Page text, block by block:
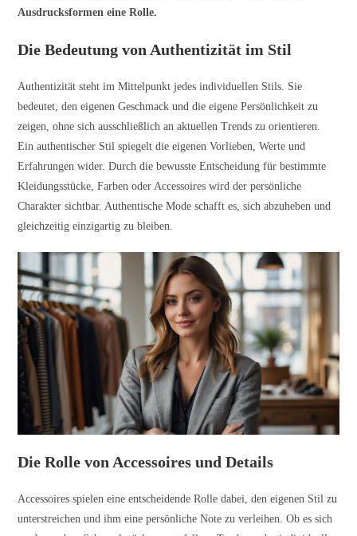
Ausdrucksformen eine Rolle.
Die Bedeutung von Authentizität im Stil
Authentizität steht im Mittelpunkt jedes individuellen Stils. Sie
bedeutet, den eigenen Geschmack und die eigene Persönlichkeit zu
zeigen, ohne sich ausschließlich an aktuellen Trends zu orientieren.
Ein authentischer Stil spiegelt die eigenen Vorlieben, Werte und
Erfahrungen wider. Durch die bewusste Entscheidung für bestimmte
Kleidungsstücke, Farben oder Accessoires wird der persönliche
Charakter sichtbar. Authentische Mode schafft es, sich abzuheben und
gleichzeitig einzigartig zu bleiben.
Die Rolle von Accessoires und Details
Accessoires spielen eine entscheidende Rolle dabei, den eigenen Stil zu
unterstreichen und ihm eine persönliche Note zu verleihen. Ob es sich